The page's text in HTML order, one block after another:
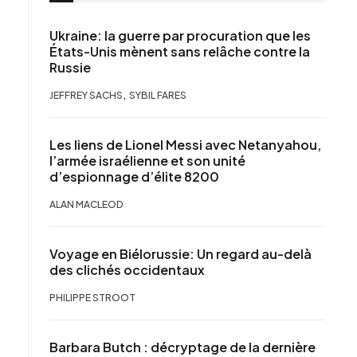
Ukraine: la guerre par procuration que les
États-Unis mènent sans relâche contre la
Russie
JEFFREY SACHS , SYBIL FARES
Les liens de Lionel Messi avec Netanyahou,
l’armée israélienne et son unité
d’espionnage d’élite 8200
ALAN MACLEOD
Voyage en Biélorussie: Un regard au-delà
des clichés occidentaux
PHILIPPE STROOT
Barbara Butch : décryptage de la dernière